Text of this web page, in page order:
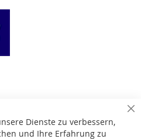
Dienste zu verbessern,
und Ihre Erfahrung zu